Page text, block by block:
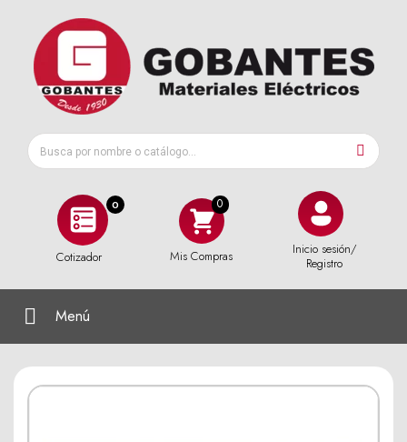
0
Cotizador Mis Compras
Inicio sesión/
Registro
Menú